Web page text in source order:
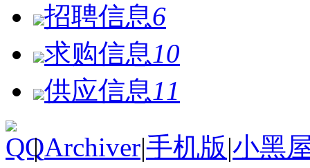
招聘信息6
求购信息 10
供应信息 11
| Archiver|手机版|小黑